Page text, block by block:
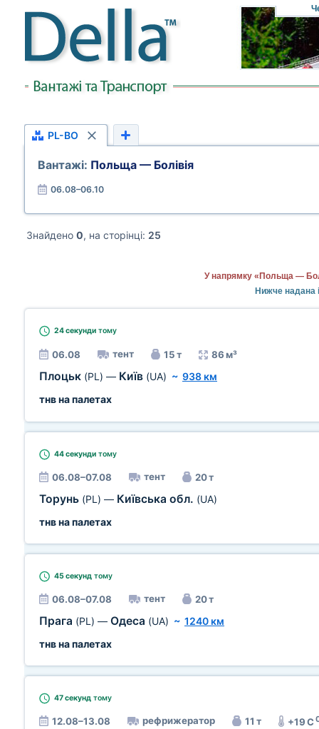
PL-BO
Вантажі: Польща — Болівія
06.08–06.10
Знайдено 0, на сторінці: 25
У напрямку «Польща —
Нижче надана
24 секунди тому
06.08 тент 15 т 86 м³
Плоцьк (PL) — Київ (UA) ~ 938 км
тнв на палетах
44 секунди тому
06.08–07.08 тент 20 т
Торунь (PL) — Київська обл. (UA)
тнв на палетах
45 секунд тому
06.08–07.08 тент 20 т
Прага (PL) — Одеса (UA) ~ 1240 км
тнв на палетах
47 секунд тому
12.08–13.08 рефрижератор 11 т +19 C